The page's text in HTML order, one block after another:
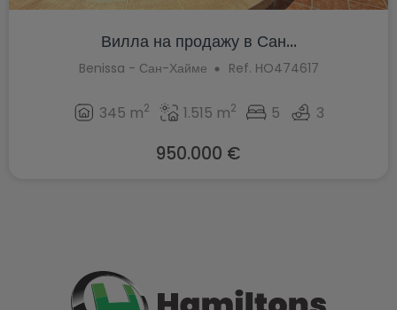
Вилла на продажу в Сан...
Benissa - Сан-Хайме Ref. HO474617
345 m2 1.515 m2 5 3
950.000 €